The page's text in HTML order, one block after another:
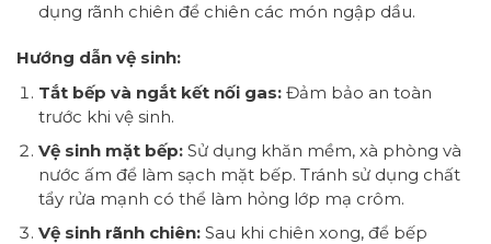
dụng rãnh chiên để chiên các món ngập dầu.
Hướng dẫn vệ sinh:
Tắt bếp và ngắt kết nối gas:Đảm bảo an toàn
trước khi vệ sinh.
Vệ sinh mặt bếp:Sử dụng khăn mềm, xà phòng và
nước ấm để làm sạch mặt bếp. Tránh sử dụng chất
tẩy rửa mạnh có thể làm hỏng lớp mạ crôm.
Vệ sinh rãnh chiên:Sau khi chiên xong, để bếp